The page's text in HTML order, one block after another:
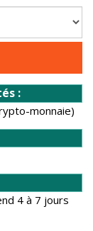
:
monnaie)
4 à 7 jours